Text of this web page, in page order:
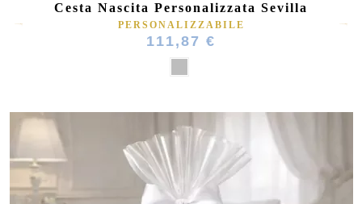
Cesta Nascita Personalizzata Sevilla
PERSONALIZZABILE
111,87 €